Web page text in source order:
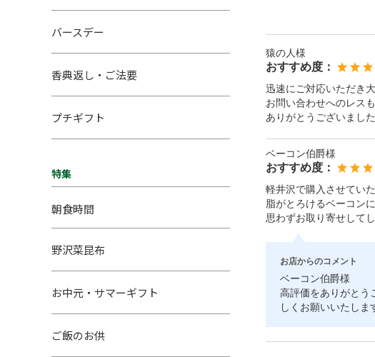
猿の人様
おすすめ度：
迅速にご対応いただき
お問い合わせへのレス
ありがとうございました
ベーコン伯爵様
おすすめ度：
軽井沢で購入させてい
脂がとろけるベーコン
思わずお取り寄せして
お店からのコメント
ベーコン伯爵様
高評価をありがとう
しくお願いいたしま
バースデー
香典返し・ご法要
プチギフト
特集
朝食時間
野沢菜昆布
お中元・サマーギフト
ご飯のお供